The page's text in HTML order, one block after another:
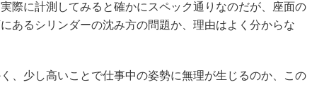
際に計測してみると確かにスペック通りなのだが、座面の
あるシリンダーの沈み方の問題か、理由はよく分からな
、少し高いことで仕事中の姿勢に無理が生じるのか、この